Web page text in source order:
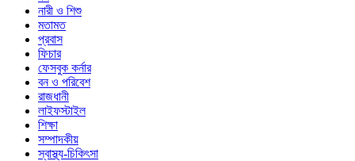
নারী ও শিশু
মতামত
প্রবাস
ফিচার
ফেসবুক কর্নার
বন ও পরিবেশ
রাজধানী
লাইফস্টাইল
শিক্ষা
সম্পাদকীয়
স্বাস্থ্য-চিকিৎসা